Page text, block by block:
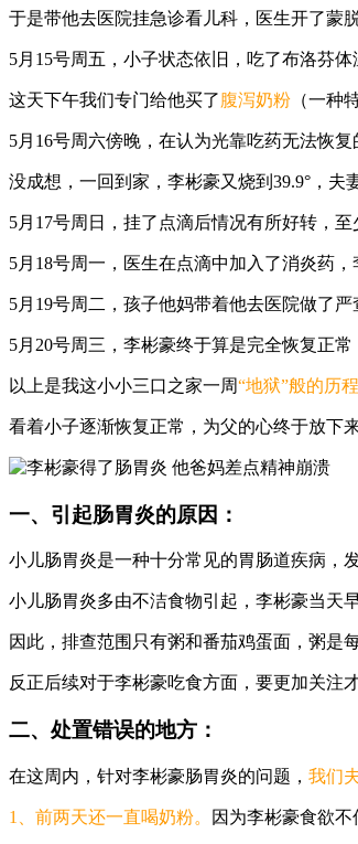
于是带他去医院挂急诊看儿科，医生开了蒙
5月15号周五，小子状态依旧，吃了布洛芬
这天下午我们专门给他买了腹泻奶粉 （一种
5月16号周六傍晚，在认为光靠吃药无法恢
没成想，一回到家，李彬豪又烧到39.9°，
5月17号周日，挂了点滴后情况有所好转，
5月18号周一，医生在点滴中加入了消炎药，
5月19号周二，孩子他妈带着他去医院做了
5月20号周三，李彬豪终于算是完全恢复正常
以上是我这小小三口之家一周“地狱”般的历程
看着小子逐渐恢复正常，为父的心终于放下
一、引起肠胃炎的原因：
小儿肠胃炎是一种十分常见的胃肠道疾病，
小儿肠胃炎多由不洁食物引起，李彬豪当天
因此，排查范围只有粥和番茄鸡蛋面，粥是
反正后续对于李彬豪吃食方面，要更加关注才
二、处置错误的地方：
在这周内，针对李彬豪肠胃炎的问题， 我们
1、前两天还一直喝奶粉。 因为李彬豪食欲